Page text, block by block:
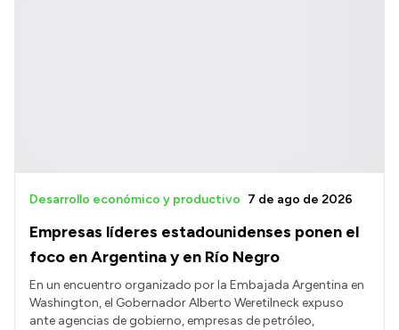
Empresas líderes estadounidenses ponen el
foco en Argentina y en Río Negro
Desarrollo económico y productivo 7 de ago de 2026
En un encuentro organizado por la Embajada Argentina en
Washington, el Gobernador Alberto Weretilneck expuso
ante agencias de gobierno, empresas de petróleo,